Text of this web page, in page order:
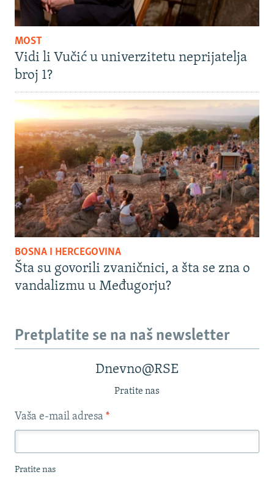
MOST
Vidi li Vučić u univerzitetu neprijatelja
broj 1?
BOSNA I HERCEGOVINA
Šta su govorili zvaničnici, a šta se zna o
vandalizmu u Međugorju?
Pretplatite se na naš newsletter
Dnevno@RSE
Pratite nas
Vaša e-mail adresa *
Pratite nas